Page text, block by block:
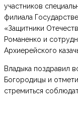
участников
филиала
«Защитники
Романенко и
Архиерейского
Владыка поздравил
Богородицы и
стремиться